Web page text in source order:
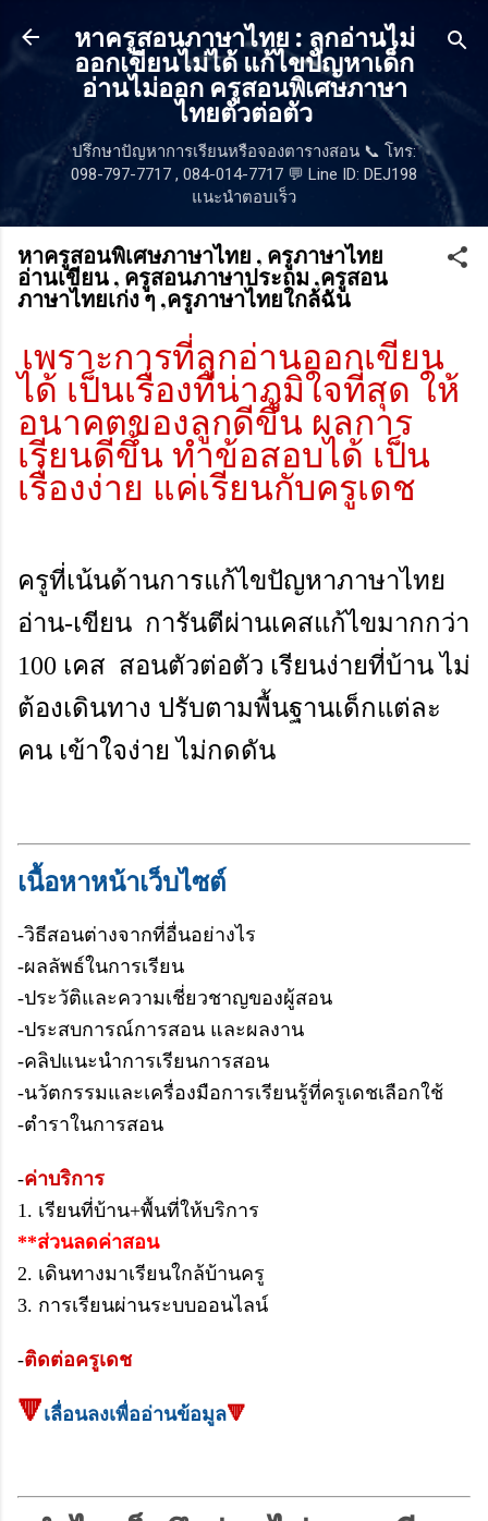
ข้ามไปที่เนื้อหาหลัก
หาครูสอนภาษาไทย : ลูกอ่านไม่
ออกเขียนไม่ได้ แก้ไขปัญหาเด็ก
อ่านไม่ออก ครูสอนพิเศษภาษา
ไทยตัวต่อตัว
ปรึกษาปัญหาการเรียนหรือจองตารางสอน 📞 โทร:
098-797-7717 , 084-014-7717 💬 Line ID: DEJ198
แนะนำตอบเร็ว
หาครูสอนพิเศษภาษาไทย , ครูภาษาไทย
อ่านเขียน , ครูสอนภาษาประถม ,ครูสอน
ภาษาไทยเก่ง ๆ ,ครูภาษาไทยใกล้ฉัน
เพราะการที่ลูกอ่านออกเขียน
ได้ เป็นเรื่องที่น่าภูมิใจที่สุด ให้
อนาคตของลูกดีขึ้น ผลการ
เรียนดีขึ้น ทำข้อสอบได้ เป็น
เรื่องง่าย แค่เรียนกับครูเดช
ครูที่เน้นด้านการแก้ไขปัญหาภาษาไทย
อ่าน-เขียน การันตีผ่านเคสแก้ไขมากกว่า
100 เคส สอนตัวต่อตัว เรียนง่ายที่บ้าน ไม่
ต้องเดินทาง ปรับตามพื้นฐานเด็กแต่ละ
คน เข้าใจง่าย ไม่กดดัน
เนื้อหาหน้าเว็บไซต์
-วิธีสอนต่างจากที่อื่นอย่างไร
-ผลลัพธ์ในการเรียน
-ประวัติและความเชี่ยวชาญของผู้สอน
-ประสบการณ์การสอน และผลงาน
-คลิปแนะนำการเรียนการสอน
-นวัตกรรมและเครื่องมือการเรียนรู้ที่ครูเดชเลือกใช้
-ตำราในการสอน
-ค่าบริการ
1. เรียนที่บ้าน+พื้นที่ให้บริการ
**ส่วนลดค่าสอน
2. เดินทางมาเรียนใกล้บ้านครู
3. การเรียนผ่านระบบออนไลน์
-ติดต่อครูเดช
🔻เลื่อนลงเพื่ออ่านข้อมูล🔻